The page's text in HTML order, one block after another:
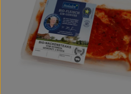
Entspannt durch die FERIEN
Obst & Gemüse
Kühltheke